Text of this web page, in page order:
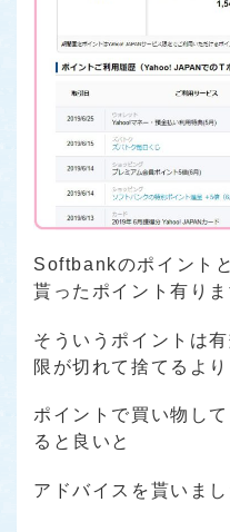
Softbankのポイント
貰ったポイント有りま
そういうポイントは
限が切れて捨てるより
ポイントで買い物し
ると良いと
アドバイスを貰いまし